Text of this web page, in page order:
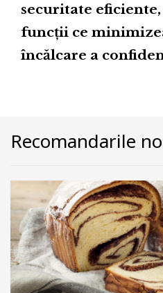
securitate
funcții ce
încălcare a
Recomandarile